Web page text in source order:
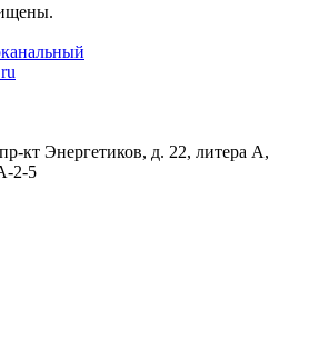
кт Энергетиков, д. 22, литера А,
2-5